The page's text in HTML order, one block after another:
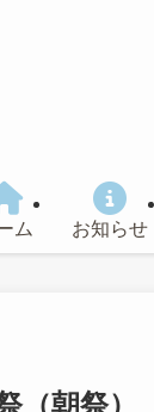
ム お知らせ
朝祭）